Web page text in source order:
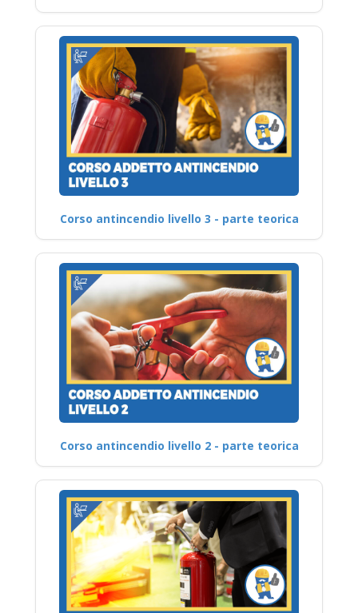
Corso antincendio livello 3 - parte teorica
Corso antincendio livello 2 - parte teorica